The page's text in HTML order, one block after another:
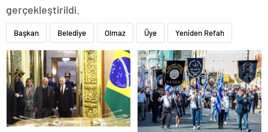
gerçekleştirildi.
Başkan Belediye Olmaz Üye Yeniden Refah